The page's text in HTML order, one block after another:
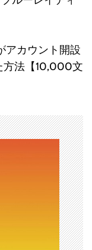
アカウント開設
方法【10,000文